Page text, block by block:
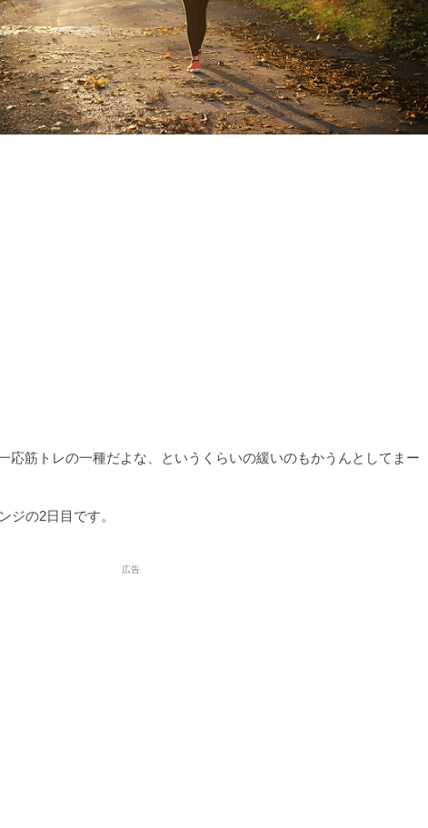
応筋トレの一種だよな、というくらいの緩いのもかうんとしてまー
ジの2日目です。
広告